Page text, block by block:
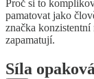
Proč si to
pamatovat jako
značka
zapamatují.
Síla